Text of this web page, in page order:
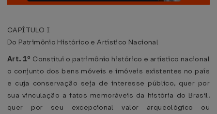
CAPÍTULO I
Do Patrimônio Histórico e Artístico Nacional
Art. 1º Constitui o patrimônio histórico e artístico nacional
o conjunto dos bens móveis e imóveis existentes no país
e cuja conservação seja de interesse público, quer por
sua vinculação a fatos memoráveis da história do Brasil,
quer por seu excepcional valor arqueológico ou